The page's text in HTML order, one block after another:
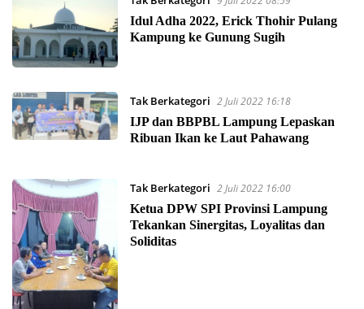
Idul Adha 2022, Erick Thohir Pulang
Kampung ke Gunung Sugih
Tak Berkategori 2 Juli 2022 16:18
IJP dan BBPBL Lampung Lepaskan
Ribuan Ikan ke Laut Pahawang
Tak Berkategori 2 Juli 2022 16:00
Ketua DPW SPI Provinsi Lampung
Tekankan Sinergitas, Loyalitas dan
Soliditas